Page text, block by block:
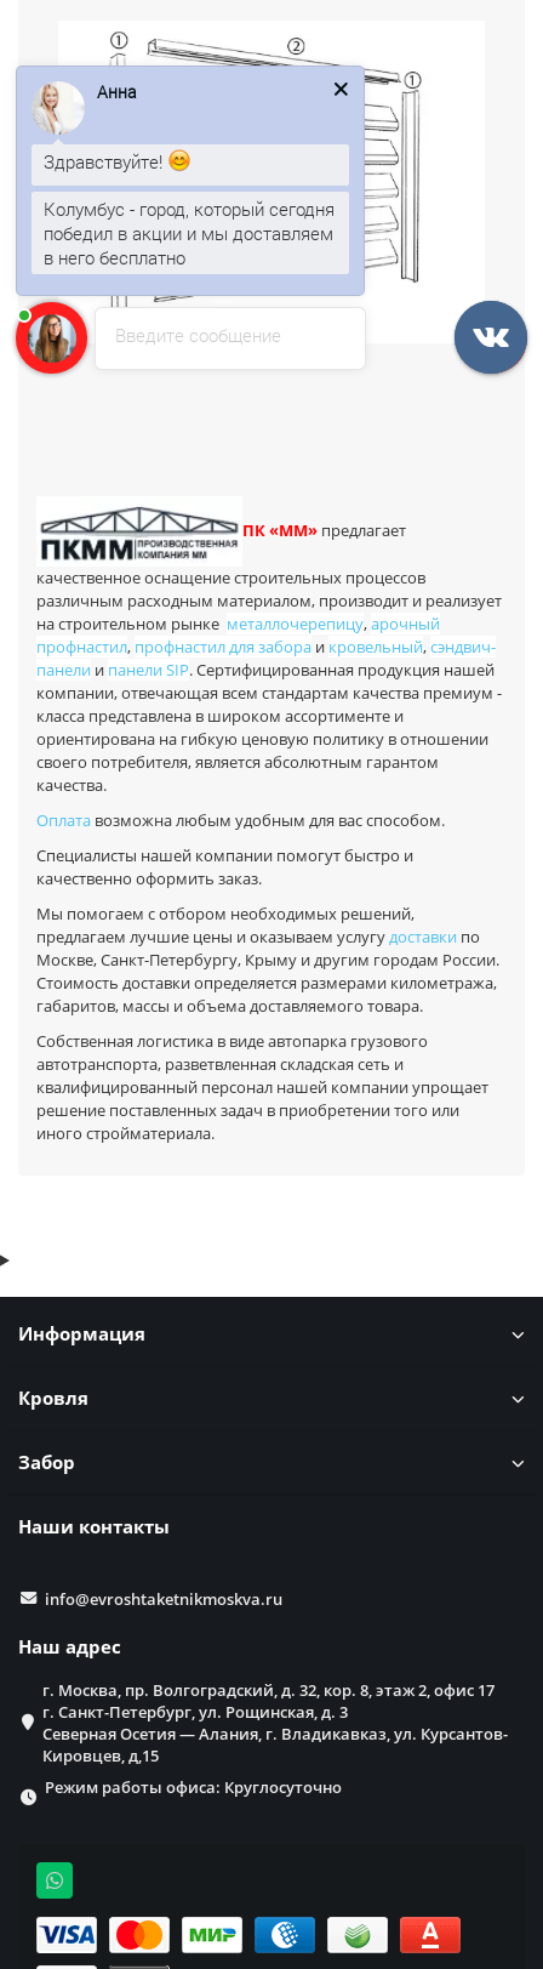
ПК «ММ» предлагает
качественное оснащение строительных процессов
различным расходным материалом, производит и реализует
на строительном рынке металлочерепицу,арочный
профнастил, профнастил для забора и кровельный,сэндвич-
панели и панели SIP. Сертифицированная продукция нашей
компании, отвечающая всем стандартам качества премиум -
класса представлена в широком ассортименте и
ориентирована на гибкую ценовую политику в отношении
своего потребителя, является абсолютным гарантом
качества.
Оплата возможна любым удобным для вас способом.
Специалисты нашей компании помогут быстро и
качественно оформить заказ.
Мы помогаем с отбором необходимых решений,
предлагаем лучшие цены и оказываем услугудоставки по
Москве, Санкт-Петербургу, Крыму и другим городам России.
Стоимость доставки определяется размерами километража,
габаритов, массы и объема доставляемого товара.
Собственная логистика в виде автопарка грузового
автотранспорта, разветвленная складская сеть и
квалифицированный персонал нашей компании упрощает
решение поставленных задач в приобретении того или
иного стройматериала.
Информация
Кровля
Забор
Наши контакты
info@evroshtaketnikmoskva.ru
Наш адрес
г. Москва, пр. Волгоградский, д. 32, кор. 8, этаж 2, офис 17
г. Санкт-Петербург, ул. Рощинская, д. 3
Северная Осетия — Алания, г. Владикавказ, ул. Курсантов-
Кировцев, д,15
Режим работы офиса: Круглосуточно
Введите сообщение
Анна
Здравствуйте!
Колумбус - город, который сегодня
победил в акции и мы доставляем
в него бесплатно
Аннапечатает...